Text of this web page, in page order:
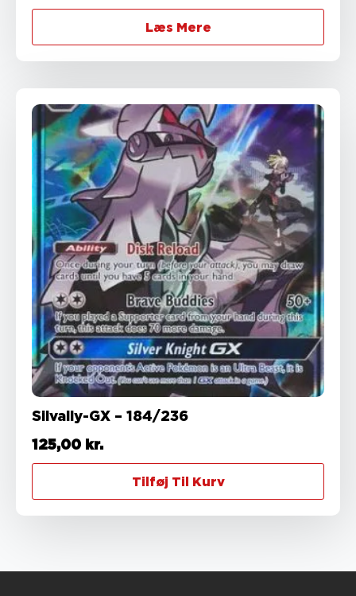
Læs Mere
Silvally-GX – 184/236
125,00 kr.
Tilføj Til Kurv